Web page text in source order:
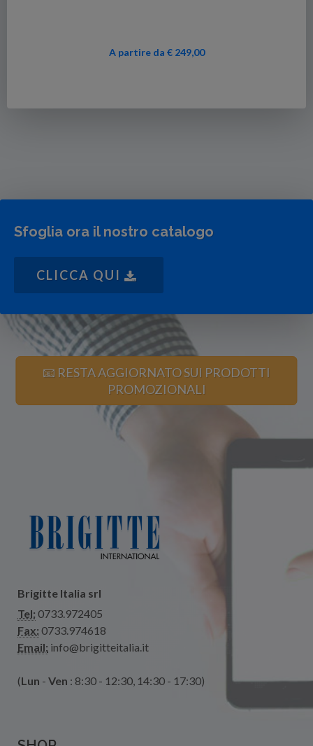
A partire da € 249,00
Sfoglia ora il nostro catalogo
CLICCA QUI
📧 RESTA AGGIORNATO SUI PRODOTTI
PROMOZIONALI
Brigitte Italia srl
Tel: 0733.972405
Fax: 0733.974618
Email: info@brigitteitalia.it
(Lun - Ven : 8:30 - 12:30, 14:30 - 17:30)